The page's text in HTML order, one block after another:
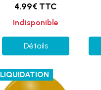
4.99€ TTC
Indisponible
Détails
LIQUIDATION